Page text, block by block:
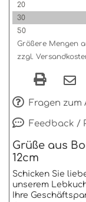
20
30
50
Größere Mengen
zzgl.
Fragen zum
Feedback /
Grüße aus
12cm
Schicken Sie
unserem
Ihre